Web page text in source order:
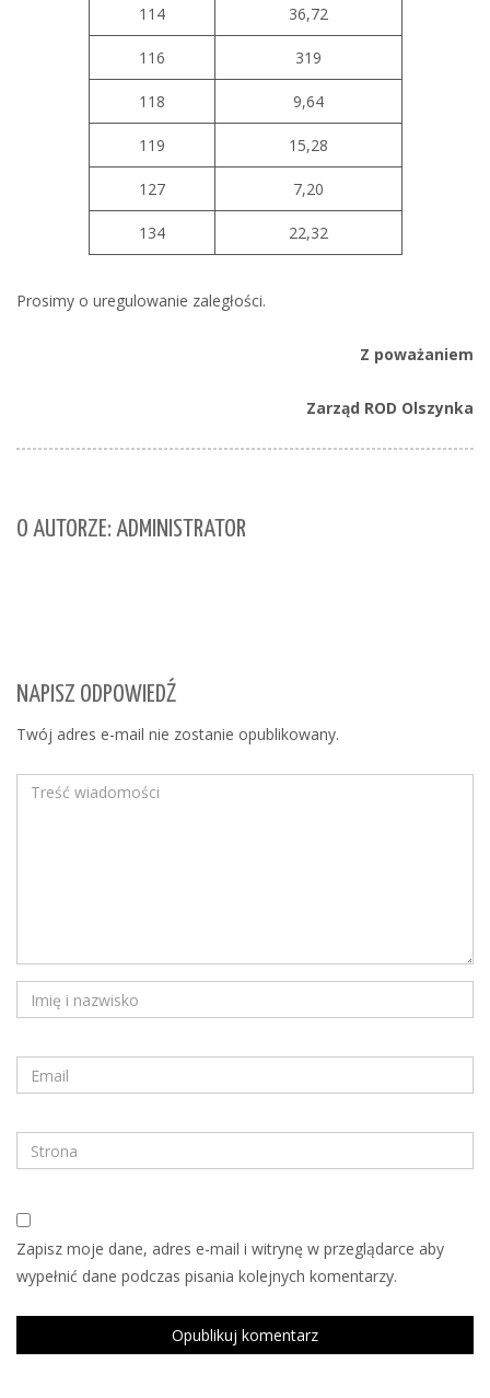
114 36,72
116 319
118 9,64
119 15,28
127 7,20
134 22,32
Prosimy o uregulowanie zaległości.
Z poważaniem
Zarząd ROD Olszynka
O AUTORZE: ADMINISTRATOR
NAPISZ ODPOWIEDŹ
Twój adres e-mail nie zostanie opublikowany.
Zapisz moje dane, adres e-mail i witrynę w przeglądarce aby
wypełnić dane podczas pisania kolejnych komentarzy.